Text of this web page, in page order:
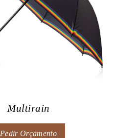
Multirain
Pedir Orçamento